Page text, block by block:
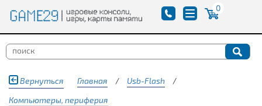
0
Вернуться Главная / Usb-Flash
/
Компьютеры, периферия